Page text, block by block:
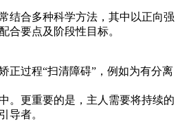
结合多种科学方法，其中以正向强
合要点及阶段性目标。
正过程“扫清障碍”，例如为有分离
。更重要的是，主人需要将持续的
导者。